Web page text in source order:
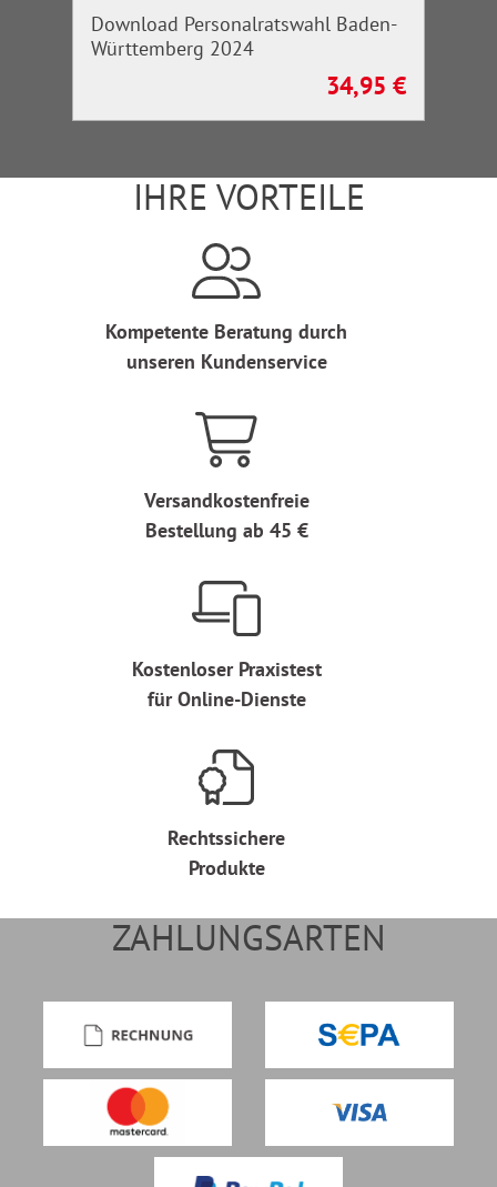
Download Personalratswahl Baden-
Württemberg 2024
Regulärer Preis:
34,95 €
IHRE VORTEILE
Kompetente Beratung durch
unseren Kundenservice
Versandkostenfreie
Bestellung ab 45 €
Kostenloser Praxistest
für Online-Dienste
Rechtssichere
Produkte
ZAHLUNGSARTEN